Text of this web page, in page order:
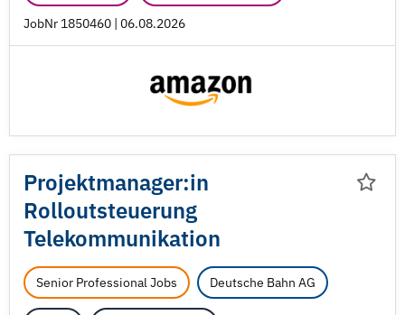
JobNr 1850460 | 06.08.2026
Projektmanager:in
Rolloutsteuerung
Telekommunikation
Senior Professional Jobs Deutsche Bahn AG